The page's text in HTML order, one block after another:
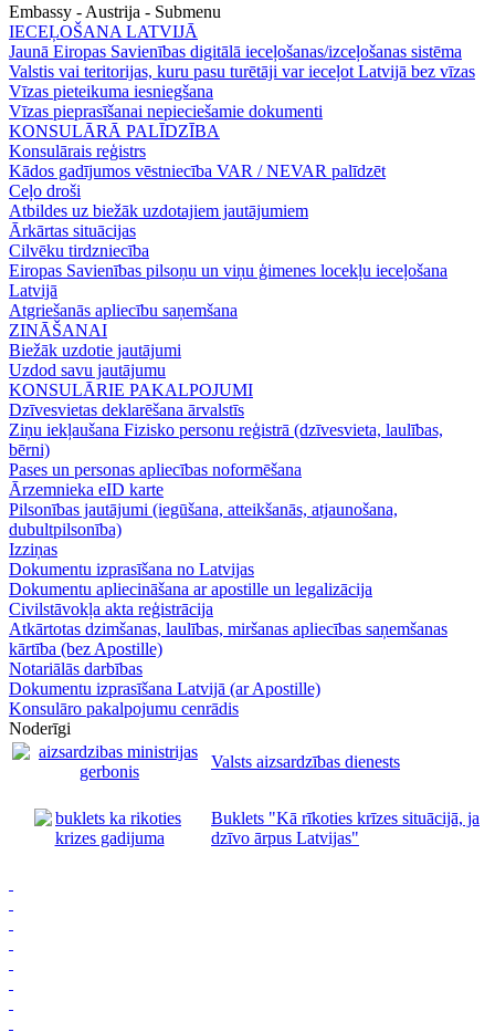
Embassy - Austrija - Submenu
IECEĻOŠANA LATVIJĀ
Jaunā Eiropas Savienības digitālā ieceļošanas/izceļošanas sistēma
Valstis vai teritorijas, kuru pasu turētāji var ieceļot Latvijā bez vīzas
Vīzas pieteikuma iesniegšana
Vīzas pieprasīšanai nepieciešamie dokumenti
KONSULĀRĀ PALĪDZĪBA
Konsulārais reģistrs
Kādos gadījumos vēstniecība VAR / NEVAR palīdzēt
Ceļo droši
Atbildes uz biežāk uzdotajiem jautājumiem
Ārkārtas situācijas
Cilvēku tirdzniecība
Eiropas Savienības pilsoņu un viņu ģimenes locekļu ieceļošana
Latvijā
Atgriešanās apliecību saņemšana
ZINĀŠANAI
Biežāk uzdotie jautājumi
Uzdod savu jautājumu
KONSULĀRIE PAKALPOJUMI
Dzīvesvietas deklarēšana ārvalstīs
Ziņu iekļaušana Fizisko personu reģistrā (dzīvesvieta, laulības,
bērni)
Pases un personas apliecības noformēšana
Ārzemnieka eID karte
Pilsonības jautājumi (iegūšana, atteikšanās, atjaunošana,
dubultpilsonība)
Izziņas
Dokumentu izprasīšana no Latvijas
Dokumentu apliecināšana ar apostille un legalizācija
Civilstāvokļa akta reģistrācija
Atkārtotas dzimšanas, laulības, miršanas apliecības saņemšanas
kārtība (bez Apostille)
Notariālās darbības
Dokumentu izprasīšana Latvijā (ar Apostille)
Konsulāro pakalpojumu cenrādis
Noderīgi
Valsts aizsardzības dienests
Buklets "Kā rīkoties krīzes situācijā, ja
dzīvo ārpus Latvijas"